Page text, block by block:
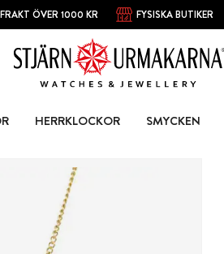
ÖVER 1000 KR FYSISKA BUTIKER
HERRKLOCKOR SMYCKEN